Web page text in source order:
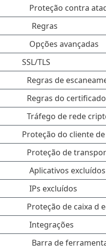
Proteção contra
Regras
Opções avançadas
SSL/TLS
Regras de
Regras do certificado
Tráfego de rede
Proteção do cliente
Proteção de
Aplicativos excluídos
IPs excluídos
Proteção de caixa d
Integrações
Barra de